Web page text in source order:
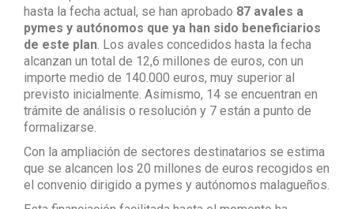
hasta la fecha actual, se han aprobado 87 avales a
pymes y autónomos que ya han sido beneficiarios
de este plan. Los avales concedidos hasta la fecha
alcanzan un total de 12,6 millones de euros, con un
importe medio de 140.000 euros, muy superior al
previsto inicialmente. Asimismo, 14 se encuentran en
trámite de análisis o resolución y 7 están a punto de
formalizarse.
Con la ampliación de sectores destinatarios se estima
que se alcancen los 20 millones de euros recogidos en
el convenio dirigido a pymes y autónomos malagueños.